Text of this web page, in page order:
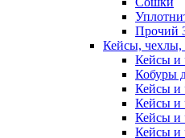
Прочий
Кейсы, чехлы,
Кейсы и
Кобуры
Кейсы и
Кейсы и
Кейсы и
Кейсы и